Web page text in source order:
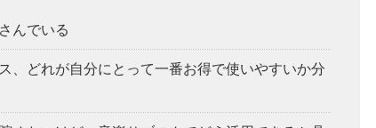
んでいる
、どれが自分にとって一番お得で使いやすいか分